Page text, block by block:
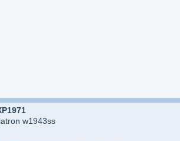
w1943ss